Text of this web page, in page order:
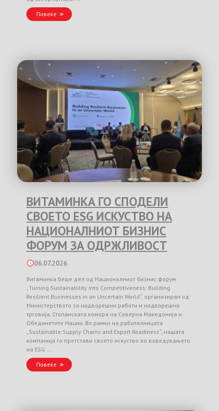
Повеќе
ВИТАМИНКА ГО СПОДЕЛИ
СВОЕТО ESG ИСКУСТВО НА
НАЦИОНАЛНИОТ БИЗНИС
ФОРУМ ЗА ОДРЖЛИВОСТ
06.07.2026
Витаминка беше дел од Националниот бизнис форум
„Turning Sustainability into Competitiveness: Building
Resilient Businesses in an Uncertain World“, организиран од
Министерството за надворешни работи и надворешна
трговија, Стопанската комора на Северна Македонија и
Обединетите Нации. Во рамки на работилницата
„Sustainable Supply Chains and Export Readiness“, нашата
компанија го претстави своето искуство во воведувањето
на ESG …
Повеќе